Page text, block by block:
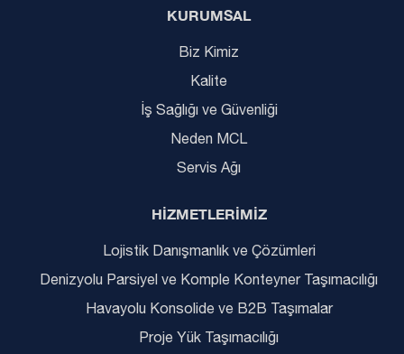
KURUMSAL
Biz Kimiz
Kalite
İş Sağlığı ve Güvenliği
Neden MCL
Servis Ağı
HİZMETLERİMİZ
Lojistik Danışmanlık ve Çözümleri
Denizyolu Parsiyel ve Komple Konteyner Taşımacılığı
Havayolu Konsolide ve B2B Taşımalar
Proje Yük Taşımacılığı